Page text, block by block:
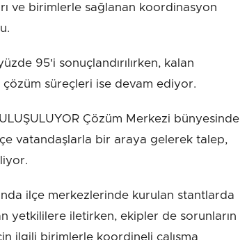
ve birimlerle sağlanan koordinasyon
95'i sonuçlandırılırken, kalan
süreçleri ise devam ediyor.
Çözüm Merkezi bünyesinde
vatandaşlarla bir araya gelerek talep,
ilçe merkezlerinde kurulan stantlarda
yetkililere iletirken, ekipler de sorunların
ilgili birimlerle koordineli çalışma